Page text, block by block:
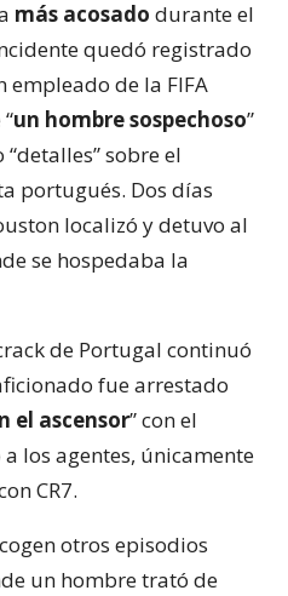
más acosado durante el
quedó registrado
empleado de la FIFA
un hombre sospechoso”
sobre el
portugués. Dos días
localizó y detuvo al
se hospedaba la
de Portugal continuó
fue arrestado
el ascensor” con el
los agentes, únicamente
CR7.
otros episodios
un hombre trató de